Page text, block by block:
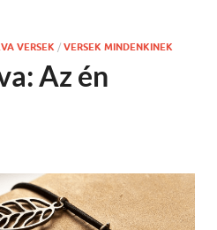
VERSEK / VERSEK MINDENKINEK
Az én